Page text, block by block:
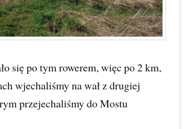
się po tym rowerem, więc po 2 km,
wjechaliśmy na wał z drugiej
przejechaliśmy do Mostu